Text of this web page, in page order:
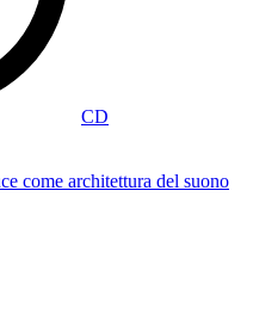
CD
come architettura del suono